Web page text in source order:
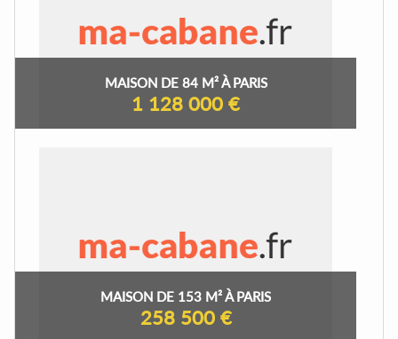
MAISON DE 84 M² À PARIS
1 128 000 €
MAISON DE 153 M² À PARIS
258 500 €